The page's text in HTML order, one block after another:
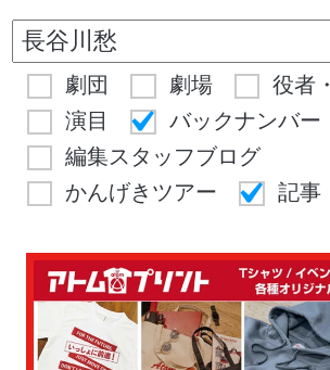
劇団 劇場
役者
演目
バックナンバー
編集スタッフブログ
かんげきツアー
記事